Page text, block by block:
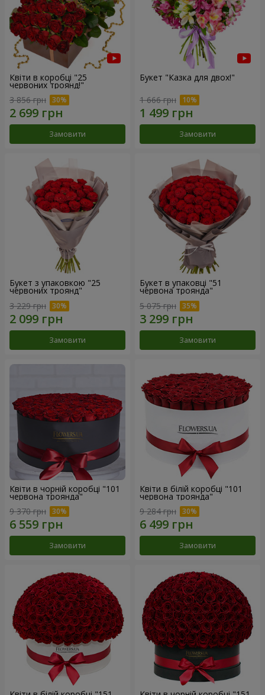
Квіти в коробці "25
червоних троянд!"
3 856 грн
Замовити
Букет "Казка для двох!"
1 666 грн
Замовити
Букет з упаковкою "25
червоних троянд"
3 229 грн
Замовити
Букет в упаковці "51
червона троянда"
5 075 грн
Замовити
Квіти в чорній коробці "101
червона троянда"
9 370 грн
Замовити
Квіти в білій коробці "101
червона троянда"
9 284 грн
Замовити